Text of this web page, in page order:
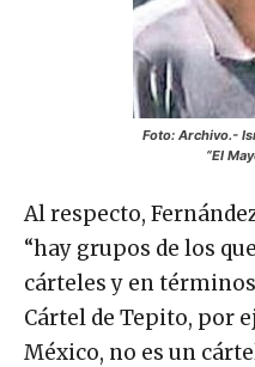
Foto: Archivo.-
“El
Al respecto,
“hay grupos de los
cárteles y en
Cártel de Tepito, por
México, no es un